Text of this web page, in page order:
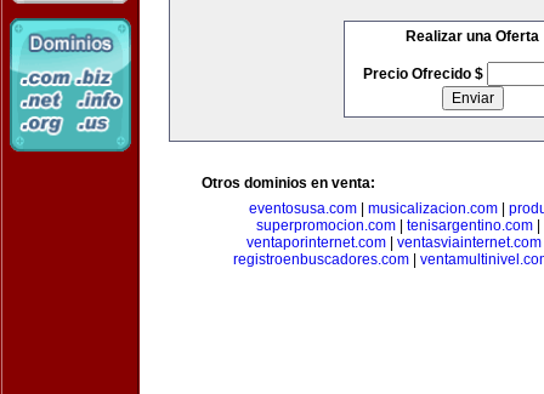
Realizar una Oferta
Precio Ofrecido $
Otros dominios en venta:
eventosusa.com| musicalizacion.com|
superpromocion.com
tenisargentino.com
ventaporinternet.com
ventasviainternet.com
registroenbuscadores.com